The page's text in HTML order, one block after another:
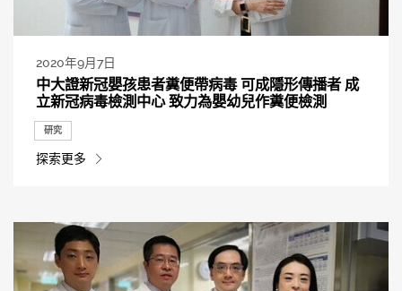
2020年9月7日
中大證新冠嬰孩患者糞便帶病毒 可成隱形傳播者 成
立新冠病毒檢測中心 致力為嬰幼兒作糞便檢測
研究
探索更多